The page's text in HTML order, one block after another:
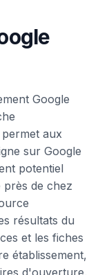
Google
aux
sur Google
potentiel
de chez
résultats du
et les fiches
établissement,
d'ouverture,